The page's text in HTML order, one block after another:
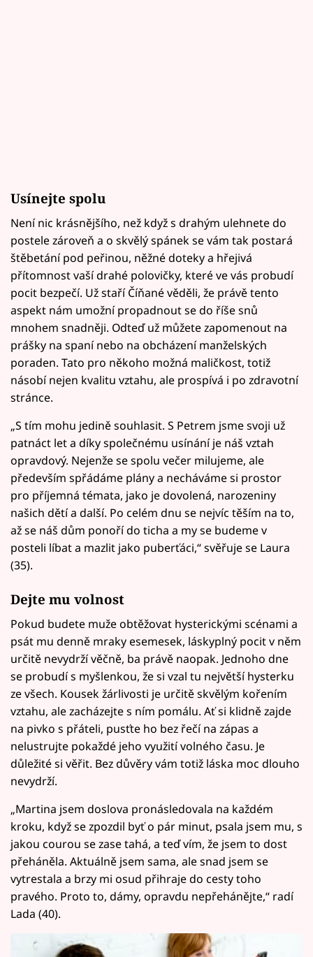
Usínejte spolu
Není nic krásnějšího, než když s drahým ulehnete do
postele zároveň a o skvělý spánek se vám tak postará
štěbetání pod peřinou, něžné doteky a hřejivá
přítomnost vaší drahé polovičky, které ve vás probudí
pocit bezpečí. Už staří Číňané věděli, že právě tento
aspekt nám umožní propadnout se do říše snů
mnohem snadněji. Odteď už můžete zapomenout na
prášky na spaní nebo na obcházení manželských
poraden. Tato pro někoho možná maličkost, totiž
násobí nejen kvalitu vztahu, ale prospívá i po zdravotní
stránce.
„S tím mohu jedině souhlasit. S Petrem jsme svoji už
patnáct let a díky společnému usínání je náš vztah
opravdový. Nejenže se spolu večer milujeme, ale
především spřádáme plány a necháváme si prostor
pro příjemná témata, jako je dovolená, narozeniny
našich dětí a další. Po celém dnu se nejvíc těším na to,
až se náš dům ponoří do ticha a my se budeme v
posteli líbat a mazlit jako puberťáci,“ svěřuje se Laura
(35).
Dejte mu volnost
Pokud budete muže obtěžovat hysterickými scénami a
psát mu denně mraky esemesek, láskyplný pocit v něm
určitě nevydrží věčně, ba právě naopak. Jednoho dne
se probudí s myšlenkou, že si vzal tu největší hysterku
ze všech. Kousek žárlivosti je určitě skvělým kořením
vztahu, ale zacházejte s ním pomálu. Ať si klidně zajde
na pivko s přáteli, pusťte ho bez řečí na zápas a
nelustrujte pokaždé jeho využití volného času. Je
důležité si věřit. Bez důvěry vám totiž láska moc dlouho
nevydrží.
„Martina jsem doslova pronásledovala na každém
kroku, když se zpozdil byť o pár minut, psala jsem mu, s
jakou courou se zase tahá, a teď vím, že jsem to dost
přeháněla. Aktuálně jsem sama, ale snad jsem se
vytrestala a brzy mi osud přihraje do cesty toho
pravého. Proto to, dámy, opravdu nepřehánějte,“ radí
Lada (40).